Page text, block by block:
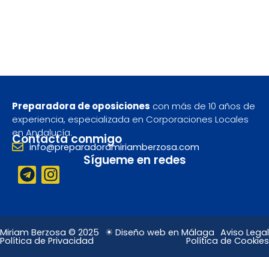
Preparadora de oposiciones con más de 10 años de
experiencia, especializada en Corporaciones Locales
en Andalucía.
Contacta conmigo
info@preparadoramiriamberzosa.com
Sígueme en redes
T
e
e
g
r
I
n
t
a
g
Miriam Berzosa © 2025 ☀ Diseño web en Málaga Aviso Legal
Política de Privacidad Política de Cookies